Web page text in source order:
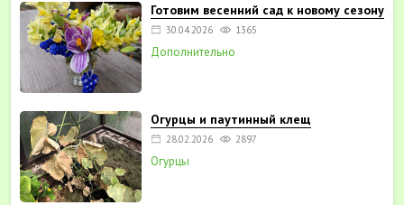
Готовим весенний сад к новому сезону
30.04.2026 1365
Дополнительно
Огурцы и паутинный клещ
28.02.2026 2897
Огурцы